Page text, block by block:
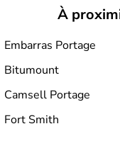
À
Embarras Portage
Bitumount
Camsell Portage
Fort Smith